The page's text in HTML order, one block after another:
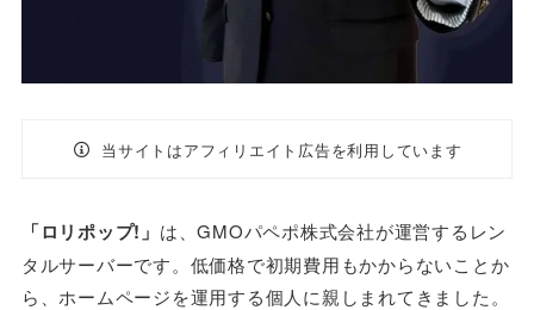
当サイトはアフィリエイト広告を利用しています
「ロリポップ!」 は、GMOパペポ株式会社が運営するレン
タルサーバーです。低価格で初期費用もかからないことか
ら、ホームページを運用する個人に親しまれてきました。